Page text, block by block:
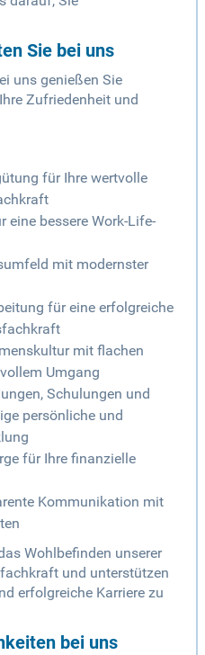
Sie bei uns
uns genießen Sie
Zufriedenheit und
für Ihre wertvolle
eine bessere Work-Life-
mit modernster
für eine erfolgreiche
mit flachen
Umgang
Schulungen und
persönliche und
für Ihre finanzielle
Kommunikation mit
Wohlbefinden unserer
und unterstützen
erfolgreiche Karriere zu
bei uns